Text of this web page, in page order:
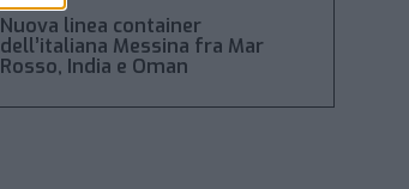
Nuova linea container
dell’italiana Messina fra Mar
Rosso, India e Oman